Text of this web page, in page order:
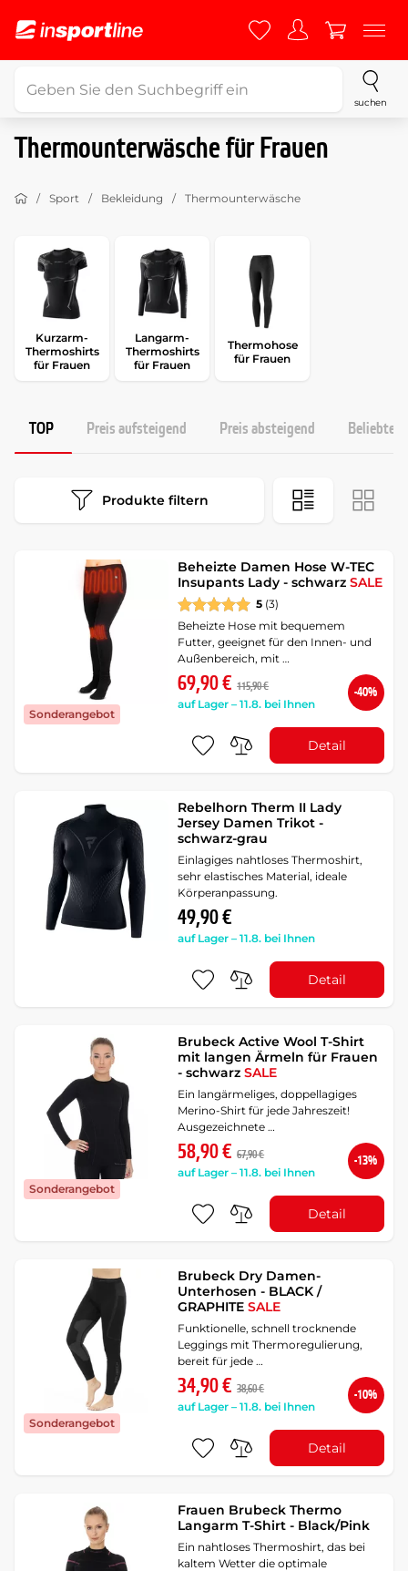
suchen
Thermounterwäsche für Frauen
Sport Bekleidung Thermounterwäsche
Kurzarm-
Thermoshirts
für Frauen
Langarm-
Thermoshirts
für Frauen
Thermohose
für Frauen
TOP Preis aufsteigend Preis absteigend
Produkte filtern
Sonderangebot
Beheizte Damen Hose W-TEC
Insupants Lady - schwarzSALE
5 (3)
Beheizte Hose mit bequemem
Futter, geeignet für den Innen- und
Außenbereich, mit …
69,90 € 115,90 €
auf Lager – 11.8. bei Ihnen
-40%
Detail
Rebelhorn Therm II Lady
Jersey Damen Trikot -
schwarz-grau
Einlagiges nahtloses Thermoshirt,
sehr elastisches Material, ideale
Körperanpassung.
49,90 €
auf Lager – 11.8. bei Ihnen
Detail
Sonderangebot
Brubeck Active Wool T-Shirt
mit langen Ärmeln für Frauen
- schwarzSALE
Ein langärmeliges, doppellagiges
Merino-Shirt für jede Jahreszeit!
Ausgezeichnete …
58,90 € 67,90 €
auf Lager – 11.8. bei Ihnen
-13%
Detail
Sonderangebot
Brubeck Dry Damen-
Unterhosen - BLACK /
GRAPHITESALE
Funktionelle, schnell trocknende
Leggings mit Thermoregulierung,
bereit für jede …
34,90 € 38,60 €
auf Lager – 11.8. bei Ihnen
-10%
Detail
Frauen Brubeck Thermo
Langarm T-Shirt - Black/Pink
Ein nahtloses Thermoshirt, das bei
kaltem Wetter die optimale